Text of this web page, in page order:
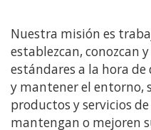
Nuestra misión es
establezcan, conozcan
estándares a la hora
y mantener el entorno,
productos y servicios
mantengan o mejoren